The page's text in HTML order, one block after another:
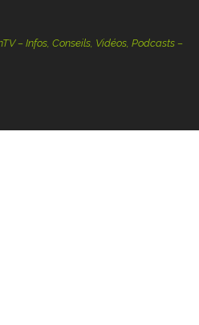
– Infos, Conseils, Vidéos, Podcasts – 100